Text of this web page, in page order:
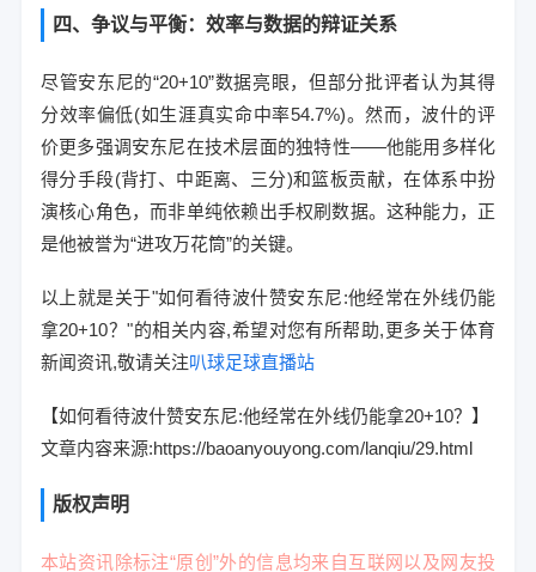
四、争议与平衡：效率与数据的辩证关系
尽管安东尼的“20+10”数据亮眼，但部分批评者认为其得
分效率偏低(如生涯真实命中率54.7%)。然而，波什的评
价更多强调安东尼在技术层面的独特性——他能用多样化
得分手段(背打、中距离、三分)和篮板贡献，在体系中扮
演核心角色，而非单纯依赖出手权刷数据。这种能力，正
是他被誉为“进攻万花筒”的关键。
以上就是关于"如何看待波什赞安东尼:他经常在外线仍能
拿20+10？"的相关内容,希望对您有所帮助,更多关于体育
新闻资讯,敬请关注叭球足球直播站
【如何看待波什赞安东尼:他经常在外线仍能拿20+10？】
文章内容来源:https://baoanyouyong.com/lanqiu/29.html
版权声明
本站资讯除标注“原创”外的信息均来自互联网以及网友投